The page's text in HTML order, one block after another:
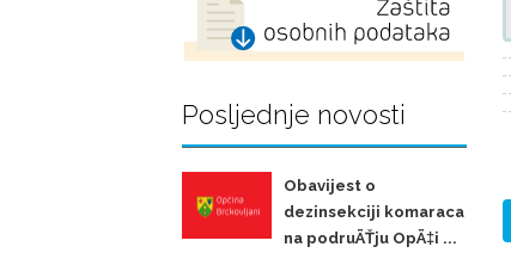
Posljednje novosti
Obavijest o
dezinsekciji komaraca
na podruÄŤju OpÄ‡i ...